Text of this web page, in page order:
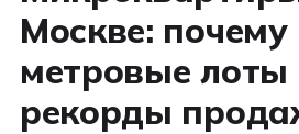
Москве: почему
метровые лоты
рекорды